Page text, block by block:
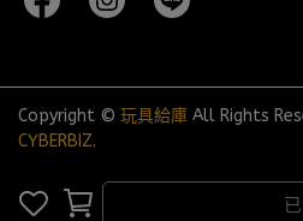
Copyright © 玩具給庫 All Rights
CYBERBIZ.